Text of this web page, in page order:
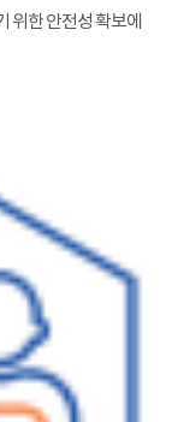
위한 안전성 확보에